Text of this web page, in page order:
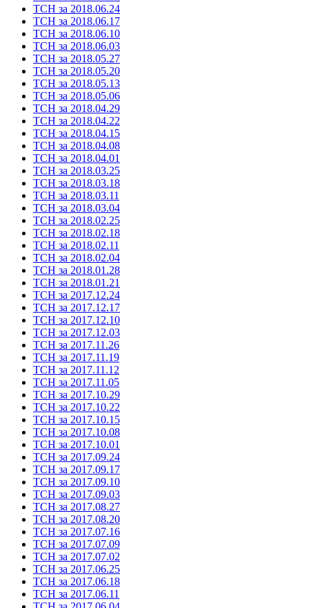
ТСН за 2018.06.24
ТСН за 2018.06.17
ТСН за 2018.06.10
ТСН за 2018.06.03
ТСН за 2018.05.27
ТСН за 2018.05.20
ТСН за 2018.05.13
ТСН за 2018.05.06
ТСН за 2018.04.29
ТСН за 2018.04.22
ТСН за 2018.04.15
ТСН за 2018.04.08
ТСН за 2018.04.01
ТСН за 2018.03.25
ТСН за 2018.03.18
ТСН за 2018.03.11
ТСН за 2018.03.04
ТСН за 2018.02.25
ТСН за 2018.02.18
ТСН за 2018.02.11
ТСН за 2018.02.04
ТСН за 2018.01.28
ТСН за 2018.01.21
ТСН за 2017.12.24
ТСН за 2017.12.17
ТСН за 2017.12.10
ТСН за 2017.12.03
ТСН за 2017.11.26
ТСН за 2017.11.19
ТСН за 2017.11.12
ТСН за 2017.11.05
ТСН за 2017.10.29
ТСН за 2017.10.22
ТСН за 2017.10.15
ТСН за 2017.10.08
ТСН за 2017.10.01
ТСН за 2017.09.24
ТСН за 2017.09.17
ТСН за 2017.09.10
ТСН за 2017.09.03
ТСН за 2017.08.27
ТСН за 2017.08.20
ТСН за 2017.07.16
ТСН за 2017.07.09
ТСН за 2017.07.02
ТСН за 2017.06.25
ТСН за 2017.06.18
ТСН за 2017.06.11